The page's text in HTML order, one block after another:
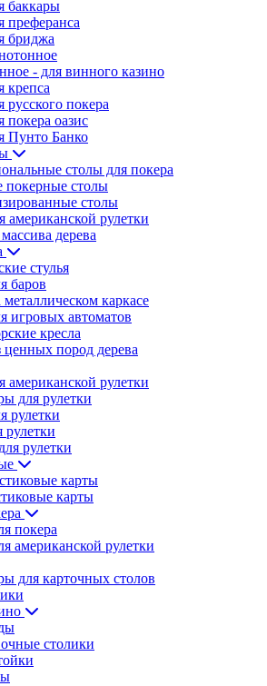
баккары
преферанса
бриджа
- для винного казино
крепса
русского покера
покера оазис
Пунто Банко
столы для покера
покерные столы
столы
американской рулетки
дерева
стулья
баров
металлическом каркасе
игровых автоматов
кресла
ценных пород дерева
американской рулетки
для рулетки
рулетки
рулетки
карты
карты
покера
американской рулетки
для карточных столов
столики